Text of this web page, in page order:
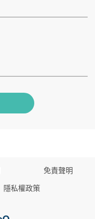
免責聲明
隱私權政策